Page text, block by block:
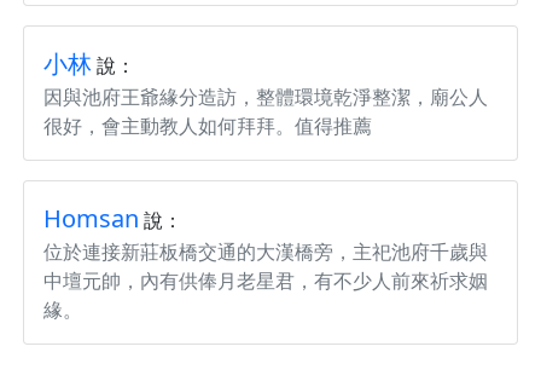
小林說：
因與池府王爺緣分造訪，整體環境乾淨整潔，廟公人
很好，會主動教人如何拜拜。值得推薦
Homsan 說：
位於連接新莊板橋交通的大漢橋旁，主祀池府千歲與
中壇元帥，內有供俸月老星君，有不少人前來祈求姻
緣。